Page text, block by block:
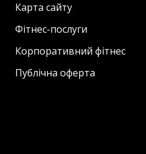
Карта сайту
Фітнес-послуги
Корпоративний фітнес
Публічна оферта